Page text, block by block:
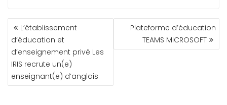
c
e
b
o
o
k
ss
e
n
g
e
r
itt
e
r
a
A
p
p
k
dI
ai
l
rt
a
g
NAVIGATION
DE
L’ARTICLE
L’établissement
d’éducation et
d’enseignement privé Les
IRIS recrute un(e)
enseignant(e) d’anglais
Plateforme d’éducation
TEAMS MICROSOFT